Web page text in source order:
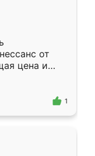
от
цена и
Приехавший
1